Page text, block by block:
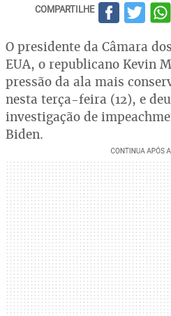
COMPARTILHE
O presidente da Câmara
EUA, o republicano Kevin
pressão da ala mais
nesta terça-feira (12), e
investigação de
Biden.